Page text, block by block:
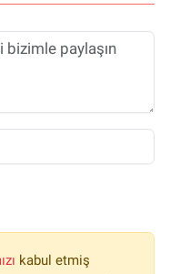
kabul etmiş